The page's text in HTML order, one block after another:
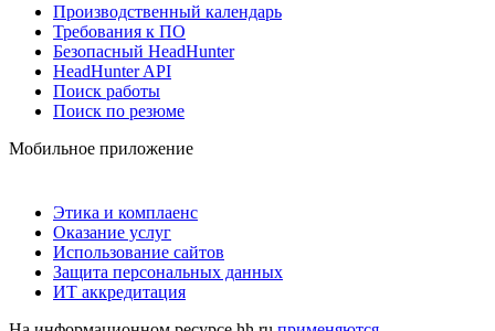
Производственный календарь
Требования к ПО
Безопасный HeadHunter
HeadHunter API
Поиск работы
Поиск по резюме
Мобильное приложение
Этика и комплаенс
Оказание услуг
Использование сайтов
Защита персональных данных
ИТ аккредитация